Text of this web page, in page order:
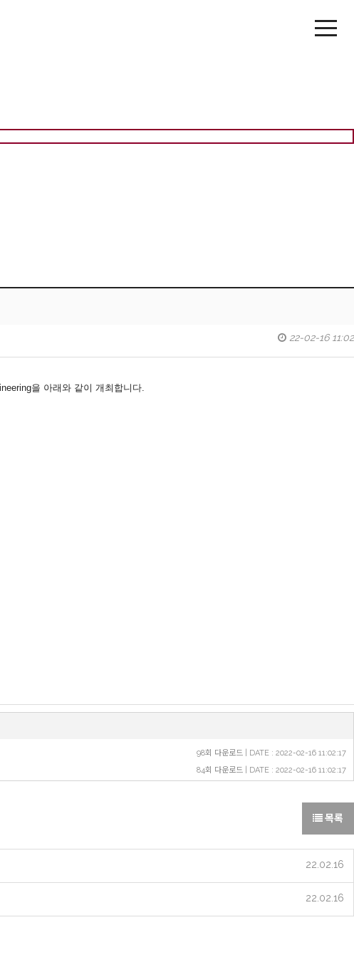
22-02-16 11:02
을 아래와 같이 개최합니다.
98회 다운로드 | DATE : 2022-02-16 11:02:17
84회 다운로드 | DATE : 2022-02-16 11:02:17
목록
22.02.16
22.02.16